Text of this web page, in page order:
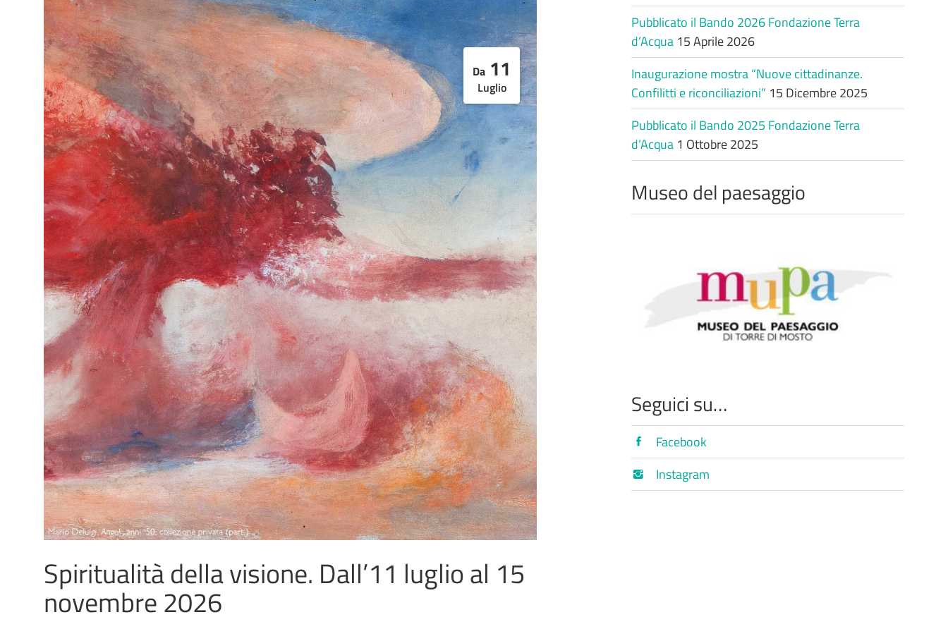
Da 11
Luglio
Spiritualità della visione. Dall’11 luglio al 15
novembre 2026
Pubblicato il Bando 2026 Fondazione Terra
d’Acqua 15 Aprile 2026
Inaugurazione mostra “Nuove cittadinanze.
Confilitti e riconciliazioni” 15 Dicembre 2025
Pubblicato il Bando 2025 Fondazione Terra
d’Acqua 1 Ottobre 2025
Museo del paesaggio
Seguici su…
Facebook
Instagram